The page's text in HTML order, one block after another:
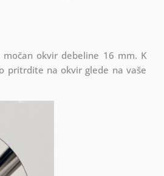
okvir debeline 16 mm. K
pritrdite na okvir glede na vaše